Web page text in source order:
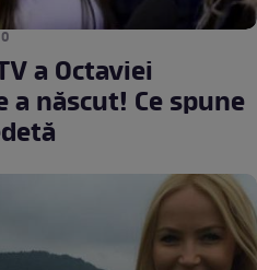
a Octaviei
a născut! Ce spune